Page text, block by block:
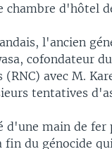
chambre d'hôtel
l'ancien
cofondateur
avec M.
tentatives
d'une main de fer
fin du génocide